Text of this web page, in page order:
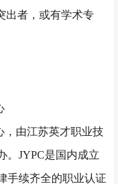
出者，或有学术专
，由江苏英才职业技
。JYPC是国内成立
手续齐全的职业认证